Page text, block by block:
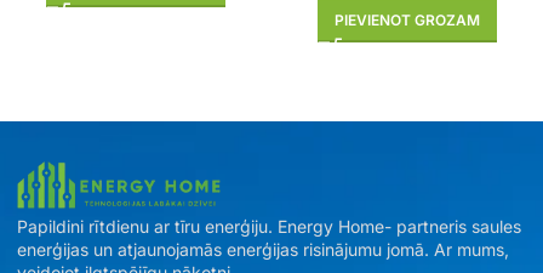
PIEVIENOT GROZAM
Papildini rītdienu ar tīru enerģiju. Energy Home- partneris saules
enerģijas un atjaunojamās enerģijas risinājumu jomā. Ar mums,